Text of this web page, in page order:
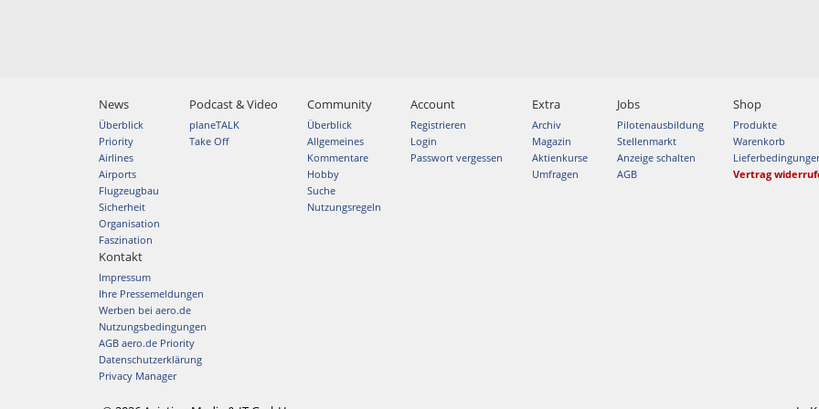
News
Überblick
Priority
Airlines
Airports
Flugzeugbau
Sicherheit
Organisation
Faszination
Podcast & Video
planeTALK
Take Off
Community
Überblick
Allgemeines
Kommentare
Hobby
Suche
Nutzungsregeln
Account
Registrieren
Login
Passwort vergessen
Extra
Archiv
Magazin
Aktienkurse
Umfragen
Jobs
Pilotenausbildung
Stellenmarkt
Anzeige schalten
AGB
Shop
Produkte
Warenkorb
Vertrag
Kontakt
Impressum
Ihre Pressemeldungen
Werben bei aero.de
Nutzungsbedingungen
AGB aero.de Priority
Datenschutzerklärung
Privacy Manager